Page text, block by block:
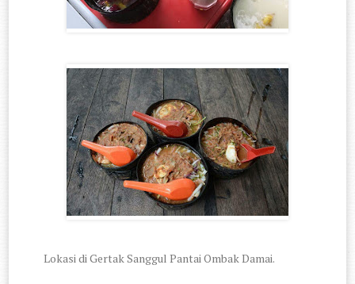
Lokasi di Gertak Sanggul Pantai Ombak Damai.